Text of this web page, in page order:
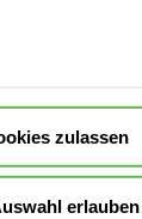
zulassen
erlauben